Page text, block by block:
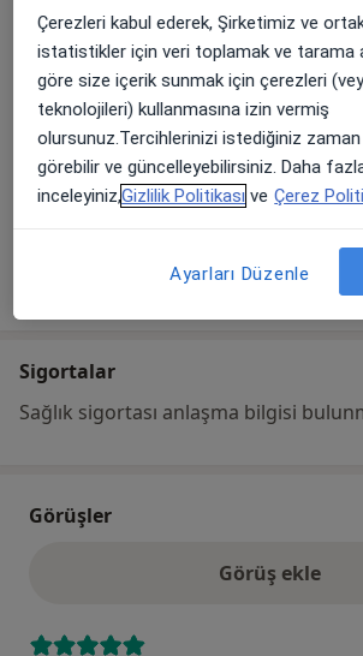
No:11, 34758, Ataşehir,İstanbul
Haritayı büyüt
yeni bir
Uygunluk
Takvimi göster
Tümünü göster
adres
Sigortalar
Sağlık sigortası anlaşma bilgisi
Görüşler
Görüş ekle
Çerezleri kabul ederek, Şirketimiz ve
istatistikler için veri toplamak ve tarama
göre size içerik sunmak için çerezleri
teknolojileri) kullanmasına izin vermiş
olursunuz.Tercihlerinizi istediğiniz
görebilir ve güncelleyebilirsiniz. Daha
inceleyiniz,Gizlilik Politikası ve Çerez
Ayarları Düzenle